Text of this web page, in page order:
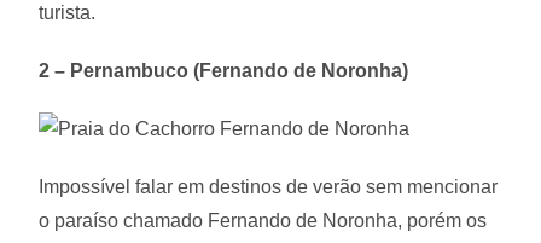
turista.
2 – Pernambuco (Fernando de Noronha)
Impossível falar em destinos de verão sem mencionar
o paraíso chamado Fernando de Noronha, porém os